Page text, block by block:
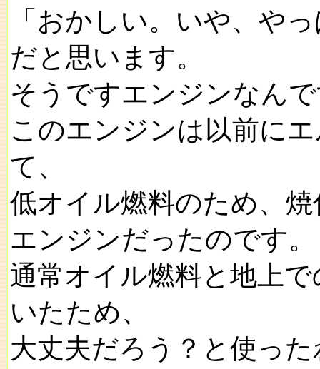
「おかしい。いや、や
だと思います。
そうですエンジンなん
このエンジンは以前に
て、
低オイル燃料のため、
エンジンだったのです。
通常オイル燃料と地上
いたため、
大丈夫だろう？と使っ